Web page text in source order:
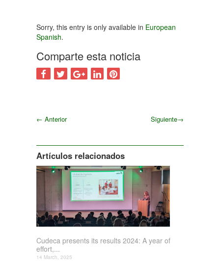
Sorry, this entry is only available in European
Spanish.
Comparte esta noticia
← Anterior Siguiente→
Artículos relacionados
Cudeca presents its results 2024: A year of
effort,...
14 March, 2025